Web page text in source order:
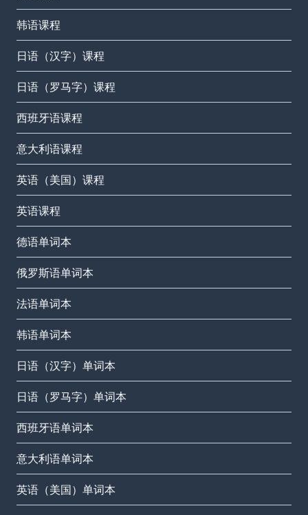
韩语课程
日语（汉字）课程
日语（罗马字）课程
西班牙语课程
意大利语课程
英语（美国）课程
英语课程
德语单词本
俄罗斯语单词本
法语单词本
韩语单词本
日语（汉字）单词本
日语（罗马字）单词本
西班牙语单词本
意大利语单词本
英语（美国）单词本